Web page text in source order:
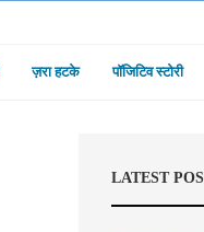
ज़रा हटके पॉजिटिव स्टोरी
LATEST